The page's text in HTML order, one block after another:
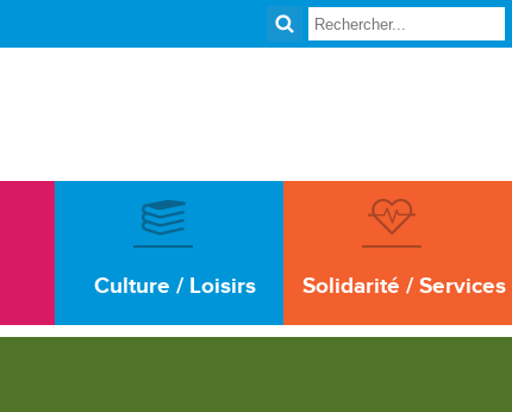
Culture / Loisirs Solidarité / Services